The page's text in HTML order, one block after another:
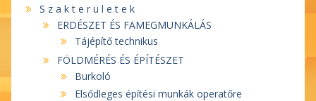
S z a k t e r ü l e t e k
ERDÉSZET ÉS FAMEGMUNKÁLÁS
Tájépítő technikus
FÖLDMÉRÉS ÉS ÉPÍTÉSZET
Burkoló
Elsődleges építési munkák operatőre